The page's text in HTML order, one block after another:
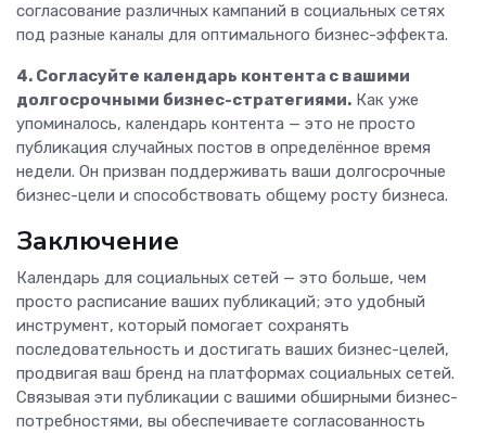
согласование различных кампаний в социальных сетях
под разные каналы для оптимального бизнес-эффекта.
4. Согласуйте календарь контента с вашими
долгосрочными бизнес-стратегиями. Как уже
упоминалось, календарь контента — это не просто
публикация случайных постов в определённое время
недели. Он призван поддерживать ваши долгосрочные
бизнес-цели и способствовать общему росту бизнеса.
Заключение
Календарь для социальных сетей — это больше, чем
просто расписание ваших публикаций; это удобный
инструмент, который помогает сохранять
последовательность и достигать ваших бизнес-целей,
продвигая ваш бренд на платформах социальных сетей.
Связывая эти публикации с вашими обширными бизнес-
потребностями, вы обеспечиваете согласованность